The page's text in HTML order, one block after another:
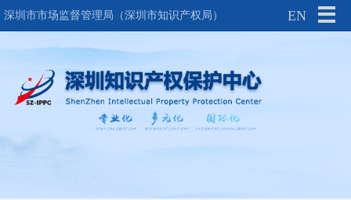
深圳市市场监督管理局（深圳市知识产权局） EN